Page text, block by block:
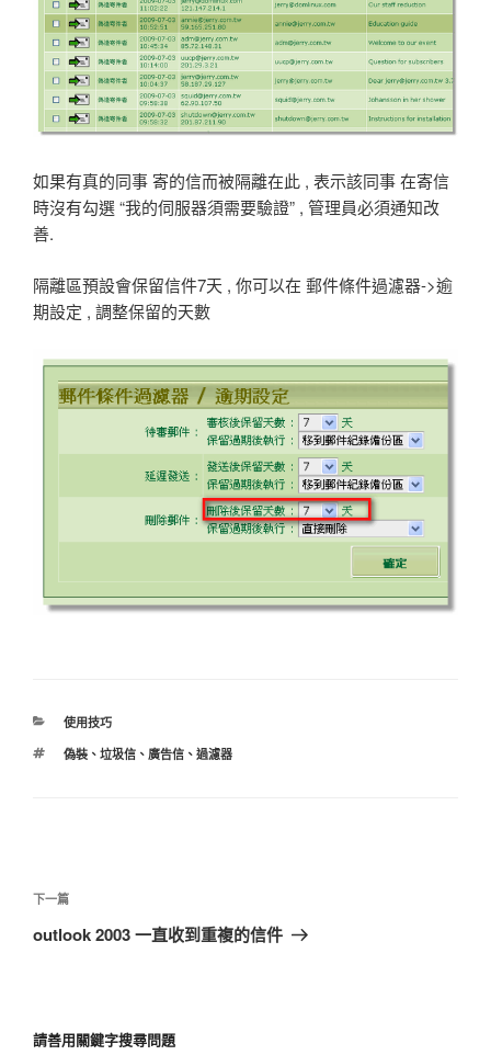
如果有真的同事 寄的信而被隔離在此 , 表示該同事 在寄信
時沒有勾選 “我的伺服器須需要驗證” , 管理員必須通知改
善.
隔離區預設會保留信件7天 , 你可以在 郵件條件過濾器->逾
期設定 , 調整保留的天數
分
使用技巧
標
偽裝、 垃圾信、 廣告信、 過濾器
章
導
下
一
下一篇
outlook 2003 一直收到重複的信件
請善用關鍵字搜尋問題